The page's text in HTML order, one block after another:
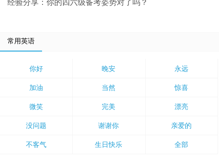
经验分享：你的四六级备考姿势对了吗？
常用英语
你好 晚安 永远
加油 当然 惊喜
微笑 完美 漂亮
没问题 谢谢你 亲爱的
不客气 生日快乐 全部